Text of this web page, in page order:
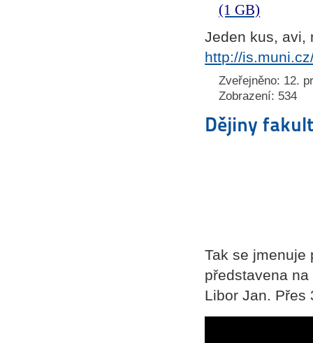
(1 GB)
Jeden kus, avi,
http://
Zveřejněno: 12.
Zobrazení: 534
Dějiny
Tak se jmenuje
představena
Libor Jan. Přes